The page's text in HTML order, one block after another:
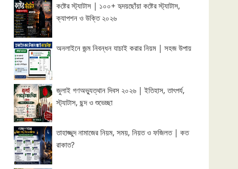
কষ্টের স্ট্যাটাস | ১০০+ হৃদয়ছোঁয়া কষ্টের স্ট্যাটাস,
ক্যাপশন ও উক্তি ২০২৬
অনলাইনে জন্ম নিবন্ধন যাচাই করার নিয়ম | সহজ উপায়
জুলাই গণঅভ্যুত্থান দিবস ২০২৬ | ইতিহাস, তাৎপর্য,
স্ট্যাটাস, ছন্দ ও শুভেচ্ছা
তাহাজ্জুদ নামাজের নিয়ম, সময়, নিয়ত ও ফজিলত | কত
রাকাত?